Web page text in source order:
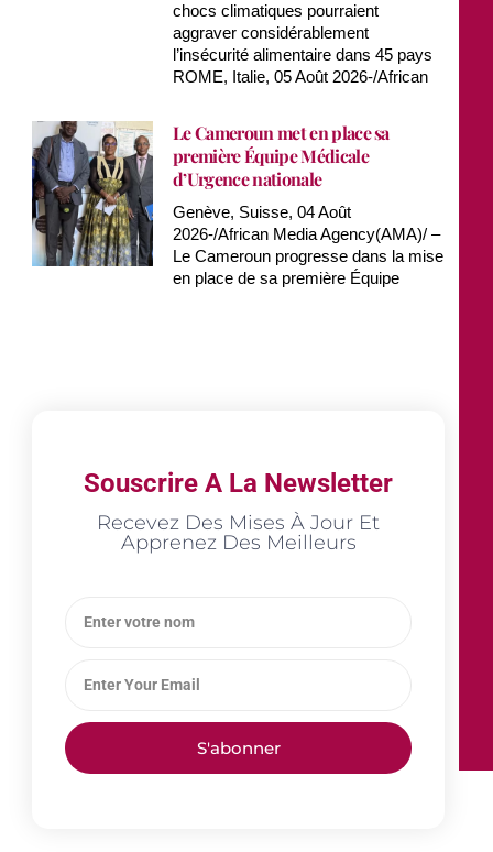
chocs climatiques pourraient
aggraver considérablement
l’insécurité alimentaire dans 45 pays
ROME, Italie, 05 Août 2026-/African
Le Cameroun met en place sa
première Équipe Médicale
d’Urgence nationale
Genève, Suisse, 04 Août
2026-/African Media Agency(AMA)/ –
Le Cameroun progresse dans la mise
en place de sa première Équipe
Souscrire A La Newsletter
Recevez Des Mises À Jour Et
Apprenez Des Meilleurs
S'abonner